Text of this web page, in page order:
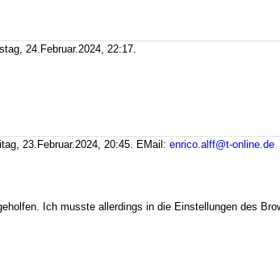
24.Februar.2024, 22:17.
23.Februar.2024, 20:45. EMail: enrico.alff@t-online.de
Ich musste allerdings in die Einstellungen des